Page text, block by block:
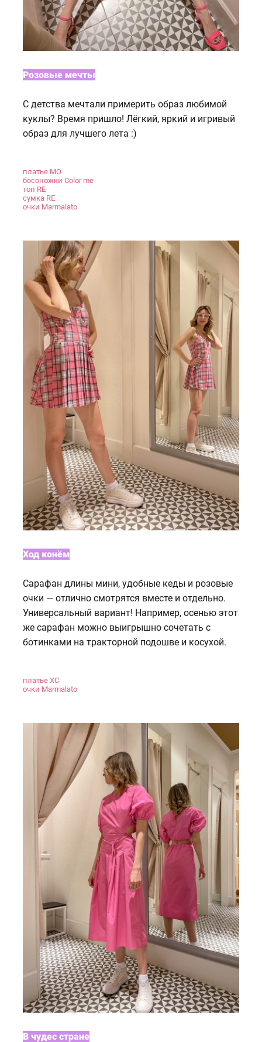
Розовые мечты
С детства мечтали примерить образ любимой
куклы? Время пришло! Лёгкий, яркий и игривый
образ для лучшего лета :)
платье MO
босоножки Color me
топ RE
сумка RE
очки Marmalato
Ход конём
Сарафан длины мини, удобные кеды и розовые
очки — отлично смотрятся вместе и отдельно.
Универсальный вариант! Например, осенью этот
же сарафан можно выигрышно сочетать с
ботинками на тракторной подошве и косухой.
платье XC
очки Marmalato
В чудес стране